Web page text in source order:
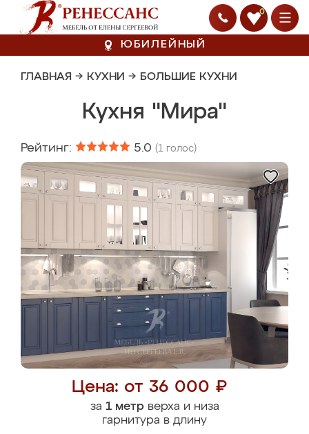
0
ЮБИЛЕЙНЫЙ
ГЛАВНАЯ → КУХНИ → БОЛЬШИЕ КУХНИ
Кухня "Мира"
Рейтинг: 5.0 (1 голос)
Цена: от 36 000 ₽
за 1 метрверха и низа
гарнитура в длину